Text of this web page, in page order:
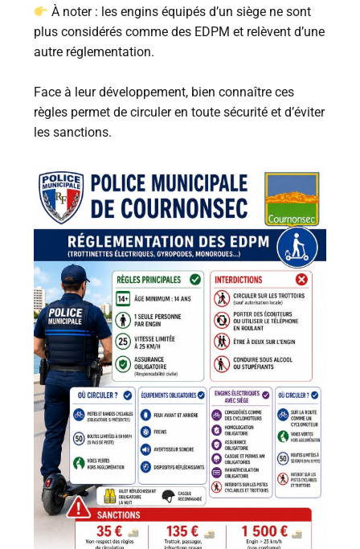
À noter : les engins équipés d’un siège ne sont
plus considérés comme des EDPM et relèvent d’une
autre réglementation.
Face à leur développement, bien connaître ces
règles permet de circuler en toute sécurité et d’éviter
les sanctions.